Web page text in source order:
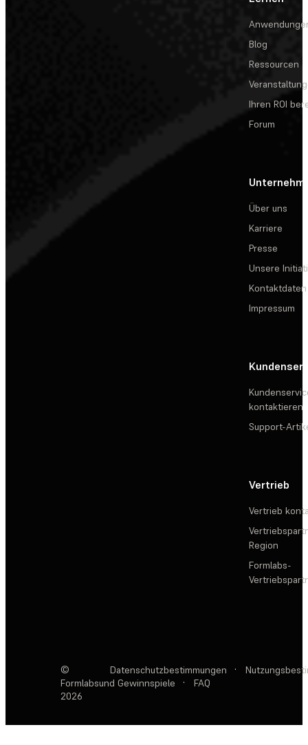
Blog
Ressourcen
Ihren ROI
Forum
Über uns
Karriere
Presse
Unsere
Kontaktdaten
Impressum
kontaktieren
Support-
Vertrieb
Vertrieb
Region
Formlabs-
©
Formlabs
2026
Datenschutzbestimmungen ·
und Gewinnspiele
· FAQ